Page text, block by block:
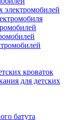
электромобилей
кроваток
для детских
батута